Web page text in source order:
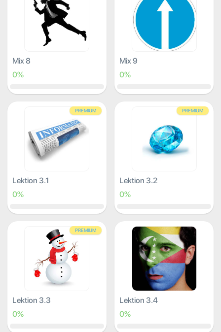
Mix 8
0%
Mix 9
0%
PREMIUM
Lektion 3.1
0%
PREMIUM
Lektion 3.2
0%
PREMIUM
Lektion 3.3
0%
Lektion 3.4
0%